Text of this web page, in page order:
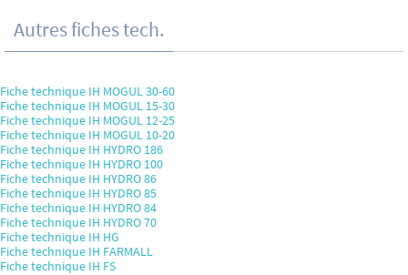
Autres fiches tech.
Fiche technique IH MOGUL 30-60
Fiche technique IH MOGUL 15-30
Fiche technique IH MOGUL 12-25
Fiche technique IH MOGUL 10-20
Fiche technique IH HYDRO 186
Fiche technique IH HYDRO 100
Fiche technique IH HYDRO 86
Fiche technique IH HYDRO 85
Fiche technique IH HYDRO 84
Fiche technique IH HYDRO 70
Fiche technique IH HG
Fiche technique IH FARMALL
Fiche technique IH FS